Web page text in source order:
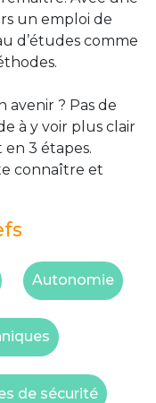
un emploi de
d’études comme
avenir ? Pas de
à y voir plus clair
3 étapes.
connaître et
Autonomie
de sécurité